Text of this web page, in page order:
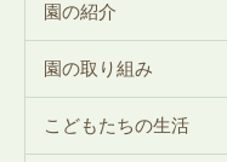
園の紹介
園の取り組み
こどもたちの生活